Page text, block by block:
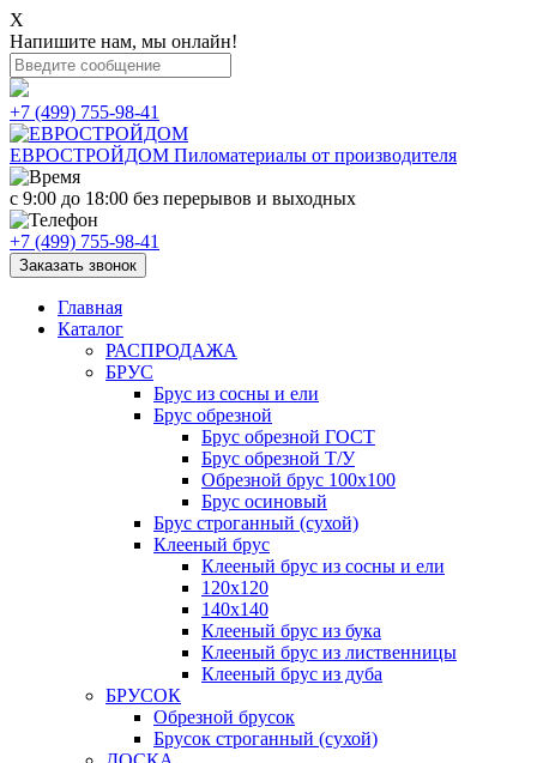
X
Напишите нам, мы онлайн!
+7 (499) 755-98-41
ЕВРОСТРОЙДОМ Пиломатериалы от производителя
с 9:00 до 18:00 без перерывов и выходных
+7 (499) 755-98-41
Заказать звонок
Главная
Каталог
РАСПРОДАЖА
БРУС
Брус из сосны и ели
Брус обрезной
Брус обрезной ГОСТ
Брус обрезной Т/У
Обрезной брус 100х100
Брус осиновый
Брус строганный (сухой)
Клееный брус
Клееный брус из сосны и ели
120х120
140х140
Клееный брус из бука
Клееный брус из лиственницы
Клееный брус из дуба
БРУСОК
Обрезной брусок
Брусок строганный (сухой)